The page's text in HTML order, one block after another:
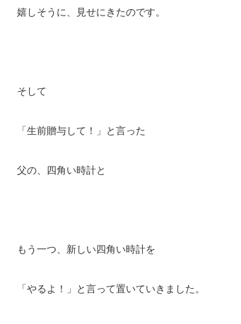
嬉しそうに、見せにきたのです。
そして
「生前贈与して！」と言った
父の、四角い時計と
もう一つ、新しい四角い時計を
「やるよ！」と言って置いていきました。